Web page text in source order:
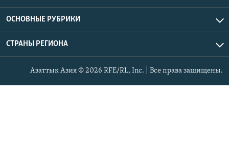
ОСНОВНЫЕ РУБРИКИ
СТРАНЫ РЕГИОНА
Азаттык Азия © 2026 RFE/RL, Inc. | Все права защищены.